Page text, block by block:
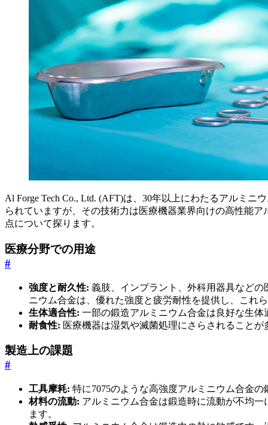
Al Forge Tech Co., Ltd. (AFT)は、30年以上にわたるアルミ
られていますが、その技術力は医療機器業界向けの高性能
点について探ります。
医療分野での用途
#
強度と耐久性: 義肢、インプラント、外科用器具など
ニウム合金は、優れた強度と疲労耐性を提供し、これ
生体適合性: 一部の鍛造アルミニウム合金は良好な生
耐食性: 医療機器は湿気や滅菌処理にさらされること
製造上の課題
#
工具摩耗: 特に7075のような高強度アルミニウム合金
材料の流動: アルミニウム合金は鍛造時に流動が不均
ます。